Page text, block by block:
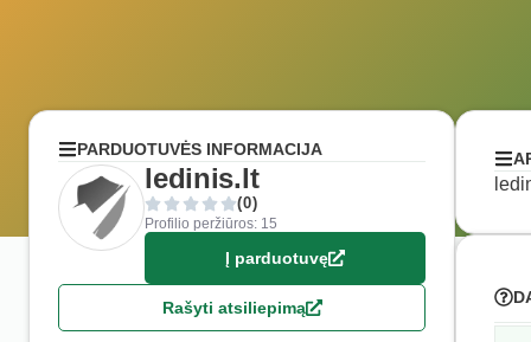
PARDUOTUVĖS INFORMACIJA
ledinis.lt
(0)
Profilio peržiūros: 15
Į parduotuvę
Rašyti atsiliepimą